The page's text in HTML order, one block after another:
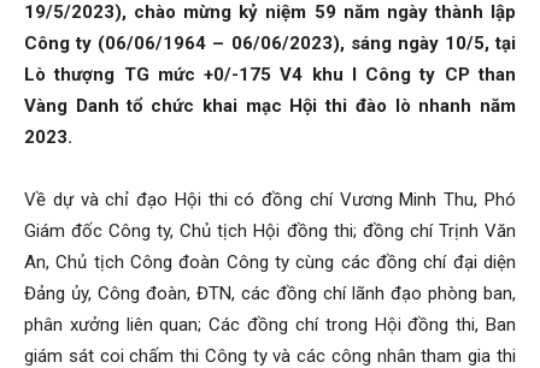
Than
Vang
Danh
19/5/2023), chào mừng kỷ niệm 59 năm ngày thành lập
Công ty (06/06/1964 – 06/06/2023), sáng ngày 10/5, tại
Lò thượng TG mức +0/-175 V4 khu I Công ty CP than
Vàng Danh tổ chức khai mạc Hội thi đào lò nhanh năm
2023.
Về dự và chỉ đạo Hội thi có đồng chí Vương Minh Thu, Phó
Giám đốc Công ty, Chủ tịch Hội đồng thi; đồng chí Trịnh Văn
An, Chủ tịch Công đoàn Công ty cùng các đồng chí đại diện
Đảng ủy, Công đoàn, ĐTN, các đồng chí lãnh đạo phòng ban,
phân xưởng liên quan; Các đồng chí trong Hội đồng thi, Ban
giám sát coi chấm thi Công ty và các công nhân tham gia thi